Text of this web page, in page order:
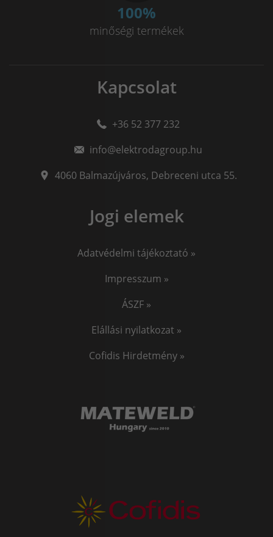
100%
minőségi termékek
Kapcsolat
+36 52 377 232
info@elektrodagroup.hu
4060 Balmazújváros, Debreceni utca 55.
Jogi elemek
Adatvédelmi tájékoztató »
Impresszum »
ÁSZF »
Elállási nyilatkozat »
Cofidis Hirdetmény »